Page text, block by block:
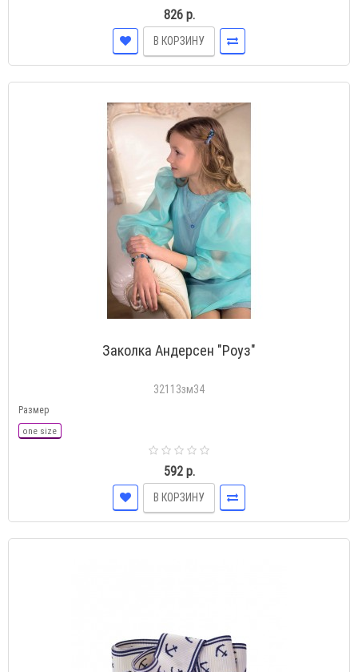
826 р.
В КОРЗИНУ
Заколка Андерсен "Роуз"
32113зм34
Размер
one size
592 р.
В КОРЗИНУ